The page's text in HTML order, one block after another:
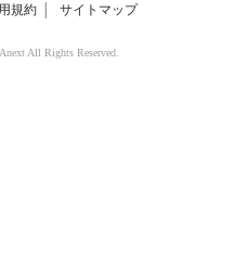
規約 サイトマップ
All Rights Reserved.